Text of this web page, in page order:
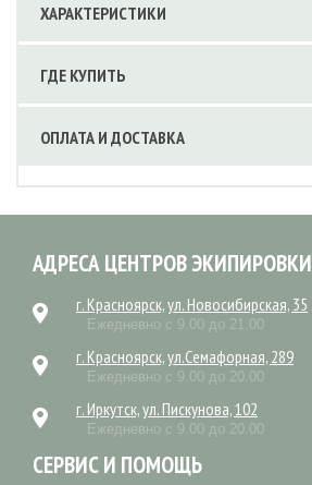
ХАРАКТЕРИСТИКИ
ГДЕ КУПИТЬ
ОПЛАТА И ДОСТАВКА
АДРЕСА ЦЕНТРОВ ЭКИПИРОВКИ
г. Красноярск, ул. Новосибирская, 35
Ежедневно с 9.00 до 21.00
г. Красноярск, ул.Семафорная, 289
Ежедневно с 9.00 до 20.00
г. Иркутск, ул. Пискунова, 102
Ежедневно с 9.00 до 20.00
СЕРВИС И ПОМОЩЬ